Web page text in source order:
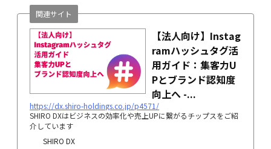
【法人向け】Instag
ramハッシュタグ活
用ガイド：集客力U
Pとブランド認知度
向上へ -...
https://dx.shiro-holdings.co.jp/p4571/
SHIRO DXはビジネスの効率化や売上UPに繋がるチップスをご紹
介しています
SHIRO DX
関連サイト